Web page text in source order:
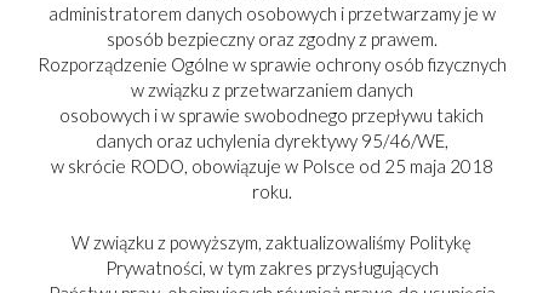
administratorem danych osobowych i przetwarzamy je w
sposób bezpieczny oraz zgodny z prawem.
Rozporządzenie Ogólne w sprawie ochrony osób fizycznych
w związku z przetwarzaniem danych
osobowych i w sprawie swobodnego przepływu takich
danych oraz uchylenia dyrektywy 95/46/WE,
w skrócie RODO, obowiązuje w Polsce od 25 maja 2018
roku.
W związku z powyższym, zaktualizowaliśmy Politykę
Prywatności, w tym zakres przysługujących